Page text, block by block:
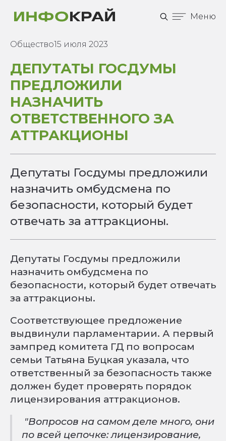
Меню
Общество15 июля 2023
ДЕПУТАТЫ ГОСДУМЫ
ПРЕДЛОЖИЛИ
НАЗНАЧИТЬ
ОТВЕТСТВЕННОГО ЗА
АТТРАКЦИОНЫ
Депутаты Госдумы предложили
назначить омбудсмена по
безопасности, который будет
отвечать за аттракционы.
Депутаты Госдумы предложили
назначить омбудсмена по
безопасности, который будет отвечать
за аттракционы.
Соответствующее предложение
выдвинули парламентарии. А первый
зампред комитета ГД по вопросам
семьи Татьяна Буцкая указала, что
ответственный за безопасность также
должен будет проверять порядок
лицензирования аттракционов.
"Вопросов на самом деле много, они
по всей цепочке: лицензирование,